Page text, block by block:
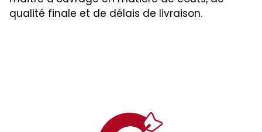
qualité finale et de délais de livraison.